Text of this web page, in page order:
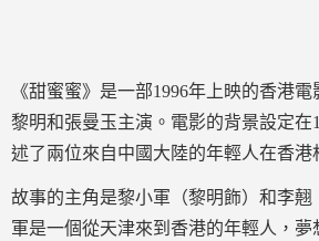
《甜蜜蜜》是一部1996年上映的香港電
黎明和張曼玉主演。電影的背景設定在
述了兩位來自中國大陸的年輕人在香港
故事的主角是黎小軍（黎明飾）和李翹
軍是一個從天津來到香港的年輕人，